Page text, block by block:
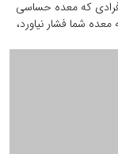
که معده حساسی
شما فشار نیاورد،